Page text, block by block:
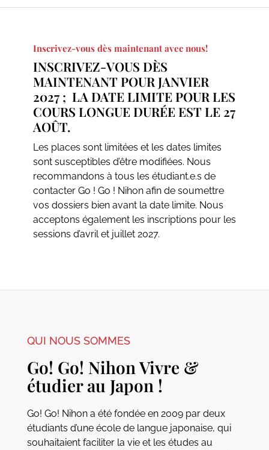
Inscrivez-vous dès maintenant avec nous!
INSCRIVEZ-VOUS DÈS
MAINTENANT POUR JANVIER
2027 ; LA DATE LIMITE POUR LES
COURS LONGUE DURÉE EST LE 27
AOÛT.
Les places sont limitées et les dates limites
sont susceptibles d’être modifiées. Nous
recommandons à tous les étudiant.e.s de
contacter Go ! Go ! Nihon afin de soumettre
vos dossiers bien avant la date limite. Nous
acceptons également les inscriptions pour les
sessions d’avril et juillet 2027.
QUI NOUS SOMMES
Go! Go! Nihon Vivre &
étudier au Japon !
Go! Go! Nihon a été fondée en 2009 par deux
étudiants d’une école de langue japonaise, qui
souhaitaient faciliter la vie et les études au